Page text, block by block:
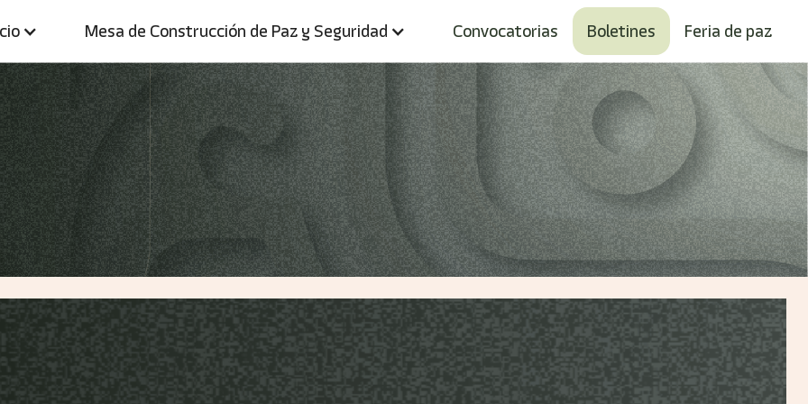
Mesa de Construcción de Paz y Seguridad Convocatorias Boletines Feria de paz